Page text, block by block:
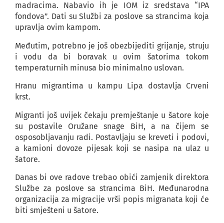
madracima. Nabavio ih je IOM iz sredstava “IPA
fondova”. Dati su Službi za poslove sa strancima koja
upravlja ovim kampom.
Međutim, potrebno je još obezbijediti grijanje, struju
i vodu da bi boravak u ovim šatorima tokom
temperaturnih minusa bio minimalno uslovan.
Hranu migrantima u kampu Lipa dostavlja Crveni
krst.
Migranti još uvijek čekaju premještanje u šatore koje
su postavile Oružane snage BiH, a na čijem se
osposobljavanju radi. Postavljaju se kreveti i podovi,
a kamioni dovoze pijesak koji se nasipa na ulaz u
šatore.
Danas bi ove radove trebao obići zamjenik direktora
Službe za poslove sa strancima BiH. Međunarodna
organizacija za migracije vrši popis migranata koji će
biti smješteni u šatore.